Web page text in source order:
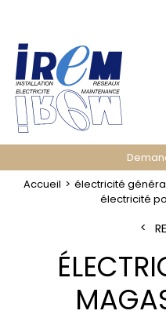
Accueil
électricité
électricité